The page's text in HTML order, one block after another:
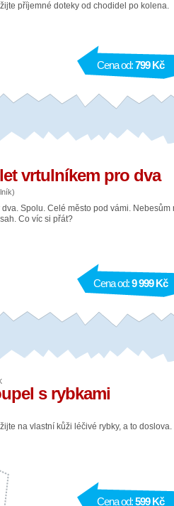
příjemné doteky od chodidel po kolena.
Cena od:799 Kč
vrtulníkem pro dva
dva. Spolu. Celé město pod vámi. Nebesům
Co víc si přát?
Cena od:9 999 Kč
s rybkami
na vlastní kůži léčivé rybky, a to doslova.
Cena od:599 Kč